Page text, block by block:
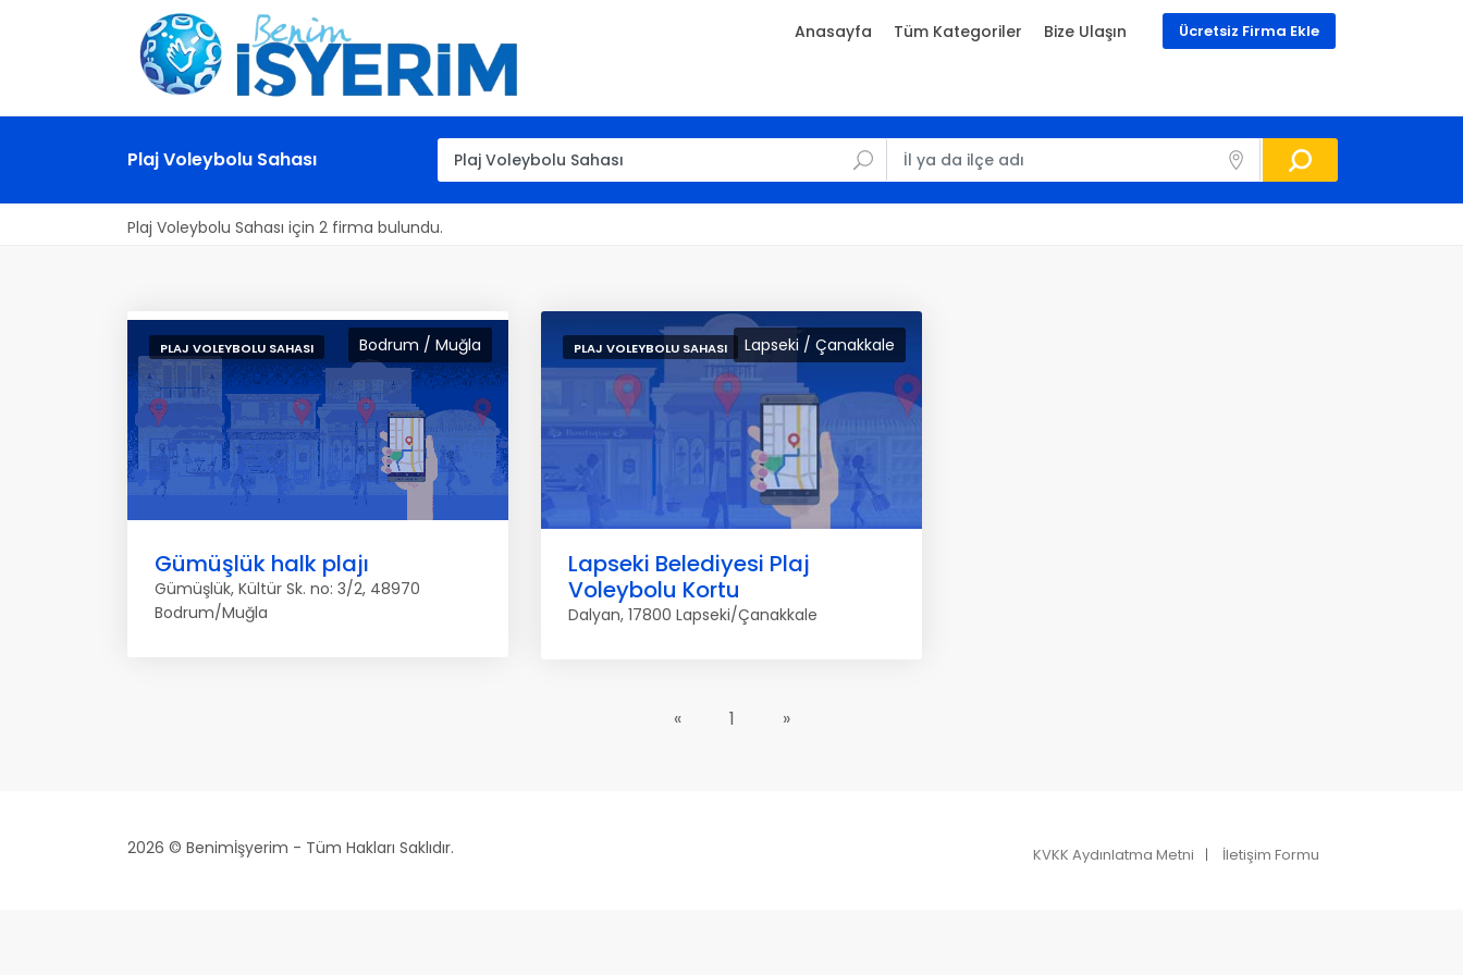
Ücretsiz Firma Ekle
Anasayfa Tüm Kategoriler Bize Ulaşın
Plaj Voleybolu Sahası
Plaj Voleybolu Sahası için 2 firma bulundu.
Bodrum / Muğla
PLAJ VOLEYBOLU SAHASI
Gümüşlük halk plajı
Gümüşlük, Kültür Sk. no: 3/2, 48970
Bodrum/Muğla
Lapseki / Çanakkale
PLAJ VOLEYBOLU SAHASI
Lapseki Belediyesi Plaj
Voleybolu Kortu
Dalyan, 17800 Lapseki/Çanakkale
« 1 »
2026 © Benimİşyerim - Tüm Hakları Saklıdır. KVKK Aydınlatma Metni İletişim Formu